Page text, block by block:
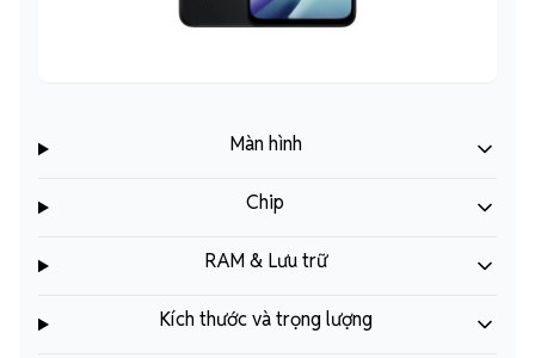
Màn hình
Chip
RAM & Lưu trữ
Kích thước và trọng lượng